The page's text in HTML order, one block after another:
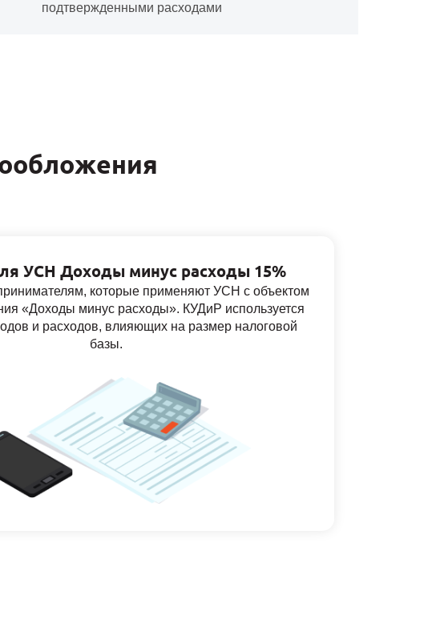
подтвержденными расходами
УСН Доходы минус расходы 15%
которые применяют УСН с объектом
«Доходы минус расходы». КУДиР используется
и расходов, влияющих на размер налоговой
базы.